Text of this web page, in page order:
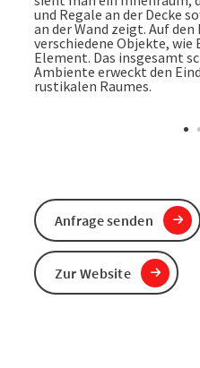
Anfrage senden
Zur Website